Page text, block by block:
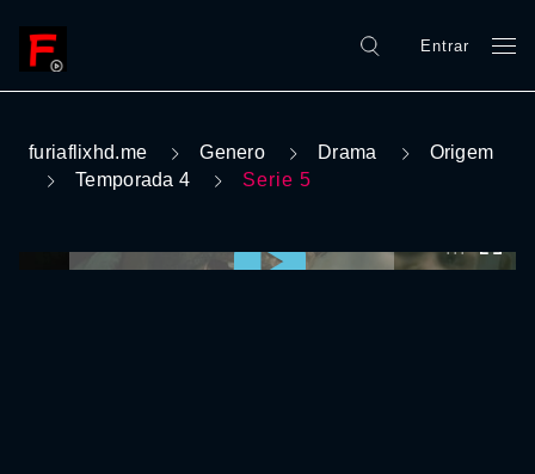
Entrar
furiaflixhd.me Genero Drama
Origem
Temporada 4
Serie 5